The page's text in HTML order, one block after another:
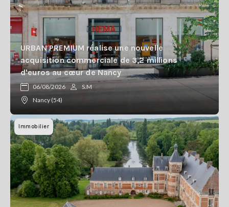
URBAN PREMIUM réalise une nouvelle
acquisition commerciale de 3,2 millions
d'euros au cœur de Nancy
06/08/2026
S.M
Nancy (54)
Immobilier